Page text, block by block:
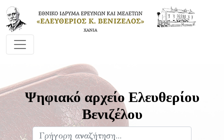
Ψηφιακό αρχείο Ελευθερίου
Βενιζέλου